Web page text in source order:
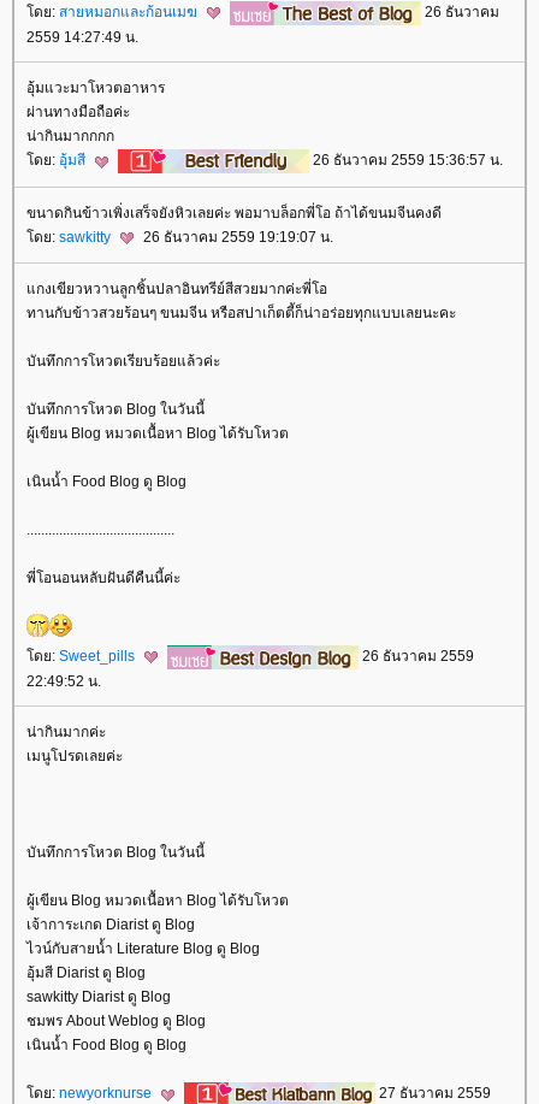
ดย: สายหมอกและก้อนเมฆ
26 ธันวาคม
2559 14:27:49 น.
อุ้มแวะมาโหวตอาหาร
ผ่านทางมือถือค่ะ
น่ากินมากกกก
ดย: อุ้มสี 26 ธันวาคม 2559 15:36:57 น.
ขนาดกินข้าวเพิ่งเสร็จยังหิวเลยค่ะ พอมาบล็อกพี่โอ ถ้าได้ขนมจีนคงดี
ดย: sawkitty 26 ธันวาคม 2559 19:19:07 น.
กงเขียวหวานลูกชิ้นปลาอินทรีย์สีสวยมากค่ะพี่โอ
ทานกับข้าวสวยร้อนๆ ขนมจีน หรือสปาเก็ตตี้ก็น่าอร่อยทุกแบบเลยนะคะ
บันทึกการโหวตเรียบร้อยแล้วค่ะ
บันทึกการโหวต Blog ในวันนี้
ผู้เขียน Blog หมวดเนื้อหา Blog ได้รับโหวต
เนินน้ำ Food Blog ดู Blog
.........................................
พี่โอนอนหลับฝันดีคืนนี้ค่ะ
ดย: Sweet_pills
26 ธันวาคม 2559
22:49:52 น.
น่ากินมากค่ะ
เมนูโปรดเลยค่ะ
บันทึกการโหวต Blog ในวันนี้
ผู้เขียน Blog หมวดเนื้อหา Blog ได้รับโหวต
เจ้าการะเกด Diarist ดู Blog
ไวน์กับสายน้ำ Literature Blog ดู Blog
อุ้มสี Diarist ดู Blog
sawkitty Diarist ดู Blog
ชมพร About Weblog ดู Blog
เนินน้ำ Food Blog ดู Blog
ดย: newyorknurse
27 ธันวาคม 2559